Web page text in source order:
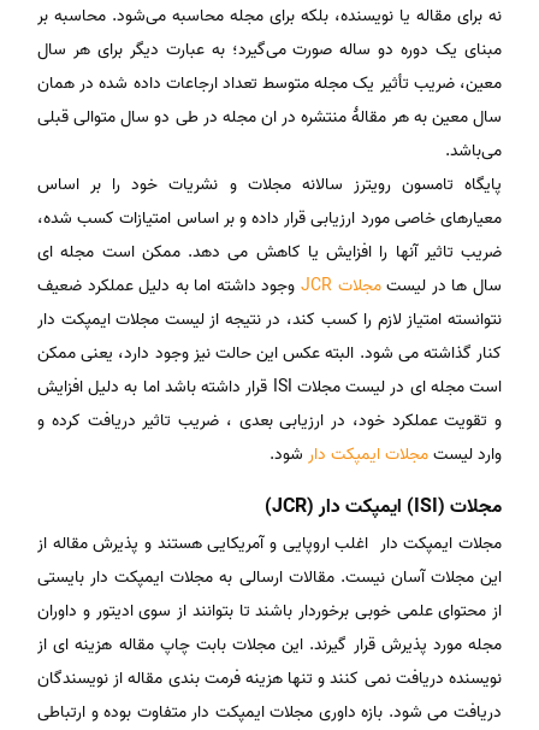
نه برای مقاله یا نویسنده، بلکه برای مجله محاسبه می‌شود. محاسبه بر
مبنای یک دوره دو ساله صورت می‌گیرد؛ به عبارت دیگر برای هر سال
معین، ضریب تأثیر یک مجله متوسط تعداد ارجاعات داده شده در همان
سال معین به هر مقالهٔ منتشره در ان مجله در طی دو سال متوالی قبلی
می‌باشد.
پایگاه تامسون رویترز سالانه مجلات و نشریات خود را بر اساس
معیارهای خاصی مورد ارزیابی قرار داده و بر اساس امتیازات کسب شده،
ضریب تاثیر آنها را افزایش یا کاهش می دهد. ممکن است مجله ای
سال ها در لیستمجلات JCR
وجود داشته اما به دلیل عملکرد ضعیف
نتوانسته امتیاز لازم را کسب کند، در نتیجه از لیست مجلات ایمپکت دار
کنار گذاشته می شود. البته عکس این حالت نیز وجود دارد، یعنی ممکن
است مجله ای در لیست مجلات ISI قرار داشته باشد اما به دلیل افزایش
و تقویت عملکرد خود، در ارزیابی بعدی ، ضریب تاثیر دریافت کرده و
وارد لیستمجلات ایمپکت دار شود.
مجلات (ISI) ایمپکت دار (JCR)
مجلات ایمپکت دار اغلب اروپایی و آمریکایی هستند و پذیرش مقاله از
این مجلات آسان نیست. مقالات ارسالی به مجلات ایمپکت دار بایستی
از محتوای علمی خوبی برخوردار باشند تا بتوانند از سوی ادیتور و داوران
مجله مورد پذیرش قرار گیرند. این مجلات بابت چاپ مقاله هزینه ای از
نویسنده دریافت نمی کنند و تنها هزینه فرمت بندی مقاله از نویسندگان
دریافت می شود. بازه داوری مجلات ایمپکت دار متفاوت بوده و ارتباطی